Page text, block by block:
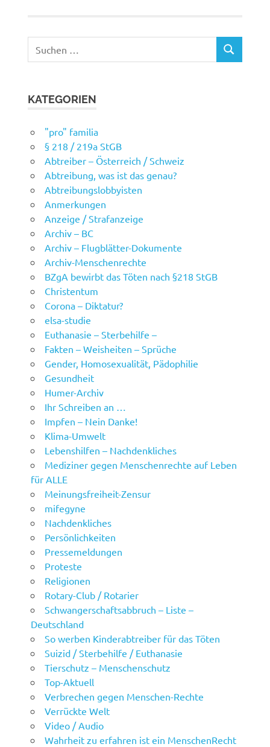
nach:
SUCHEN
KATEGORIEN
"pro" familia
§ 218 / 219a StGB
Abtreiber – Österreich / Schweiz
Abtreibung, was ist das genau?
Abtreibungslobbyisten
Anmerkungen
Anzeige / Strafanzeige
Archiv – BC
Archiv – Flugblätter-Dokumente
Archiv-Menschenrechte
BZgA bewirbt das Töten nach §218 StGB
Christentum
Corona – Diktatur?
elsa-studie
Euthanasie – Sterbehilfe –
Fakten – Weisheiten – Sprüche
Gender, Homosexualität, Pädophilie
Gesundheit
Humer-Archiv
Ihr Schreiben an …
Impfen – Nein Danke!
Klima-Umwelt
Lebenshilfen – Nachdenkliches
Mediziner gegen Menschenrechte auf Leben
für ALLE
Meinungsfreiheit-Zensur
mifegyne
Nachdenkliches
Persönlichkeiten
Pressemeldungen
Proteste
Religionen
Rotary-Club / Rotarier
Schwangerschaftsabbruch – Liste –
Deutschland
So werben Kinderabtreiber für das Töten
Suizid / Sterbehilfe / Euthanasie
Tierschutz – Menschenschutz
Top-Aktuell
Verbrechen gegen Menschen-Rechte
Verrückte Welt
Video / Audio
Wahrheit zu erfahren ist ein MenschenRecht